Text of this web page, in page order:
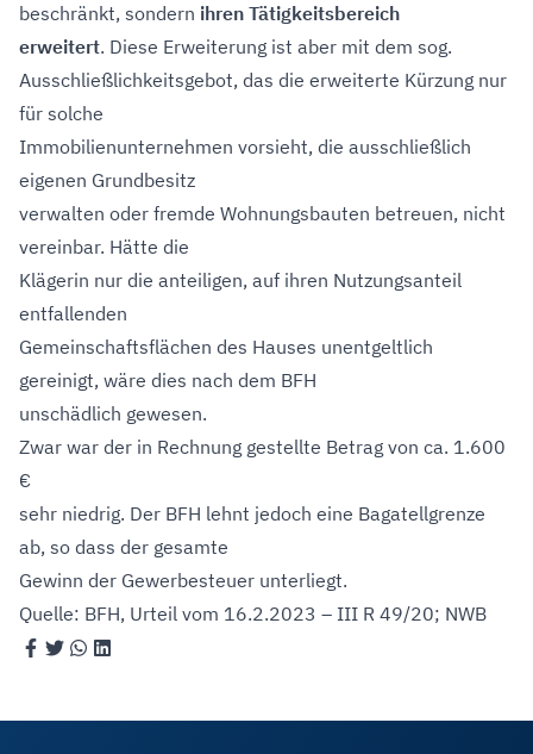
beschränkt, sondern ihren Tätigkeitsbereich
erweitert. Diese Erweiterung ist aber mit dem sog.
Ausschließlichkeitsgebot, das die erweiterte Kürzung nur
für solche
Immobilienunternehmen vorsieht, die ausschließlich
eigenen Grundbesitz
verwalten oder fremde Wohnungsbauten betreuen, nicht
vereinbar. Hätte die
Klägerin nur die anteiligen, auf ihren Nutzungsanteil
entfallenden
Gemeinschaftsflächen des Hauses unentgeltlich
gereinigt, wäre dies nach dem BFH
unschädlich gewesen.
Zwar war der in Rechnung gestellte Betrag von ca. 1.600
€
sehr niedrig. Der BFH lehnt jedoch eine Bagatellgrenze
ab, so dass der gesamte
Gewinn der Gewerbesteuer unterliegt.
Quelle: BFH, Urteil vom 16.2.2023 – III R 49/20; NWB